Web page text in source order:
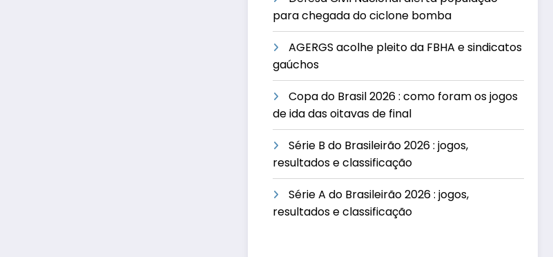
para chegada do ciclone bomba
AGERGS acolhe pleito da FBHA e sindicatos
gaúchos
Copa do Brasil 2026 : como foram os jogos
de ida das oitavas de final
Série B do Brasileirão 2026 : jogos,
resultados e classificação
Série A do Brasileirão 2026 : jogos,
resultados e classificação